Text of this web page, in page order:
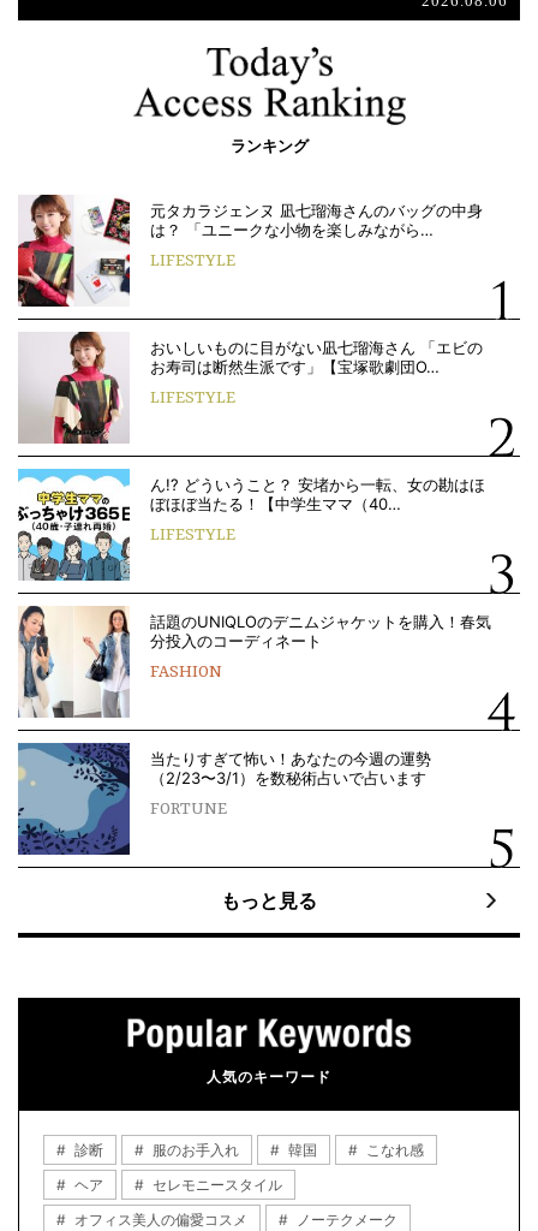
ランキング
元タカラジェンヌ 凪七瑠海さんのバッグの中身
は？ 「ユニークな小物を楽しみながら…
LIFESTYLE
おいしいものに目がない凪七瑠海さん 「エビの
お寿司は断然生派です」【宝塚歌劇団O…
LIFESTYLE
ん!? どういうこと？ 安堵から一転、女の勘はほ
ぼほぼ当たる！【中学生ママ（40…
LIFESTYLE
話題のUNIQLOのデニムジャケットを購入！春気
分投入のコーディネート
FASHION
当たりすぎて怖い！あなたの今週の運勢
（2/23〜3/1）を数秘術占いで占います
FORTUNE
もっと見る
人気のキーワード
診断 服のお手入れ 韓国
こなれ感
ヘア
セレモニースタイル
オフィス美人の偏愛コスメ
ノーテクメーク